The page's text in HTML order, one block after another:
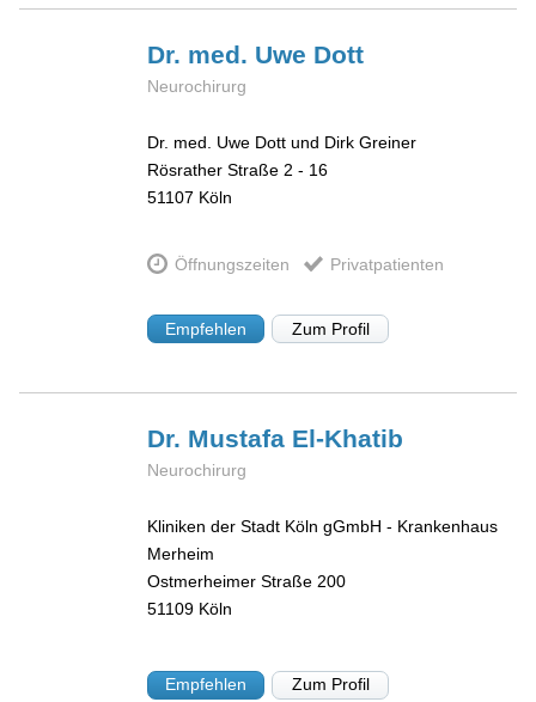
Dr. med. Uwe Dott
Neurochirurg
Dr. med. Uwe Dott und Dirk Greiner
Rösrather Straße 2 - 16
51107 Köln
Öffnungszeiten Privatpatienten
Empfehlen Zum Profil
Dr. Mustafa El-Khatib
Neurochirurg
Kliniken der Stadt Köln gGmbH - Krankenhaus
Merheim
Ostmerheimer Straße 200
51109 Köln
Empfehlen Zum Profil